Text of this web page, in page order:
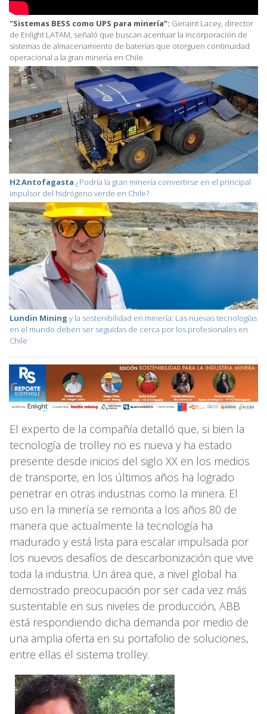
"Sistemas BESS como UPS para minería”: Geraint Lacey, director
de Enlight LATAM, señaló que buscan acentuar la incorporación de
sistemas de almacenamiento de baterías que otorguen continuidad
operacional a la gran minería en Chile.
H2 Antofagasta ¿Podría la gran minería convertirse en el principal
impulsor del hidrógeno verde en Chile?
Lundin Mining y la sostenibilidad en minería: Las nuevas tecnologías
en el mundo deben ser seguidas de cerca por los profesionales en
Chile
El experto de la compañía detalló que, si bien la
tecnología de trolley no es nueva y ha estado
presente desde inicios del siglo XX en los medios
de transporte, en los últimos años ha logrado
penetrar en otras industrias como la minera. El
uso en la minería se remonta a los años 80 de
manera que actualmente la tecnología ha
madurado y está lista para escalar impulsada por
los nuevos desafíos de descarbonización que vive
toda la industria. Un área que, a nivel global ha
demostrado preocupación por ser cada vez más
sustentable en sus niveles de producción, ABB
está respondiendo dicha demanda por medio de
una amplia oferta en su portafolio de soluciones,
entre ellas el sistema trolley.